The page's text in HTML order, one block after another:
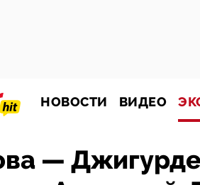
НОВОСТИ ВИДЕО
—